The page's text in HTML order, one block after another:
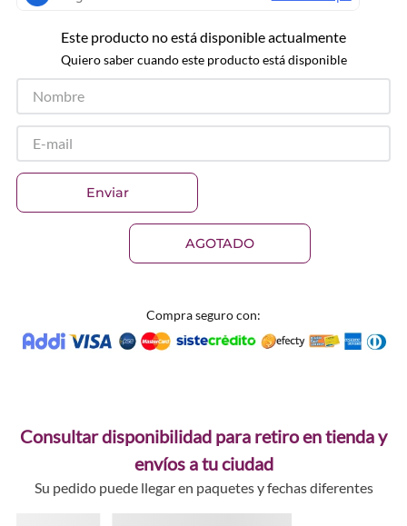
Este producto no está disponible actualmente
Quiero saber cuando este producto está disponible
Enviar
AGOTADO
Compra seguro con:
Consultar disponibilidad para retiro en tienda y
envíos a tu ciudad
Su pedido puede llegar en paquetes y fechas diferentes